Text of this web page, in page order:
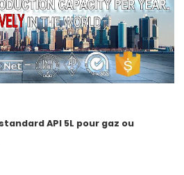
API 5L pour gaz ou